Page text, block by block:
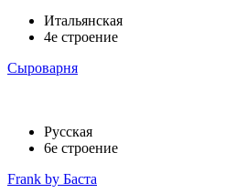
Итальянская
4е строение
Сыроварня
Русская
6е строение
Frank by Баста